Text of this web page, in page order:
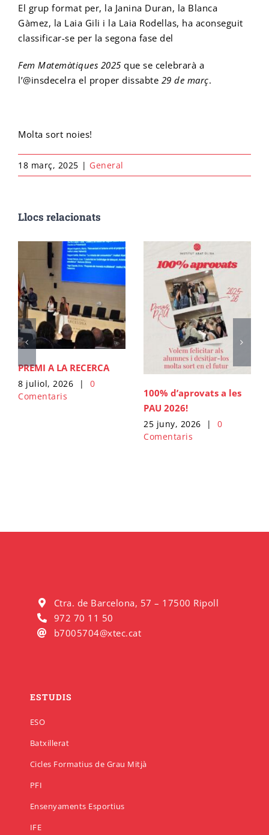
Cicle final en Escalada
Cicle final en Barrancs
Emprèn FP
Centre formador
Preinscripció IFE
Matrícula Ensenyaments Esportius
Configurador de matrícula esportiva
Matrícula IFE
El grup format per, la Janina Duran, la Blanca
Gàmez, la Laia Gili i la Laia Rodellas, ha aconseguit
classificar-se per la segona fase del
Fem Matemàtiques 2025 que se celebrarà a
l’@insdecelra el proper dissabte 29 de març.
Molta sort noies!
18 març, 2025 | General
Llocs relacionats
PREMI A LA RECERCA
8 juliol, 2026 |
0
Comentaris
100% d’aprovats a les
PAU 2026!
25 juny, 2026 |
0
Comentaris
Ctra. de Barcelona, 57 – 17500 Ripoll
972 70 11 50
b7005704@xtec.cat
ESTUDIS
ESO
Batxillerat
Cicles Formatius de Grau Mitjà
PFI
Ensenyaments Esportius
IFE